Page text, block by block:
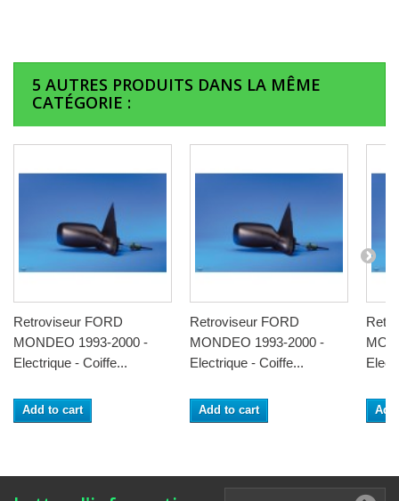
5 AUTRES PRODUITS DANS LA MÊME
CATÉGORIE :
Retroviseur FORD
MONDEO 1993-2000 -
Electrique - Coiffe...
Add to cart
Retroviseur FORD
MONDEO 1993-2000 -
Electrique - Coiffe...
Add to cart